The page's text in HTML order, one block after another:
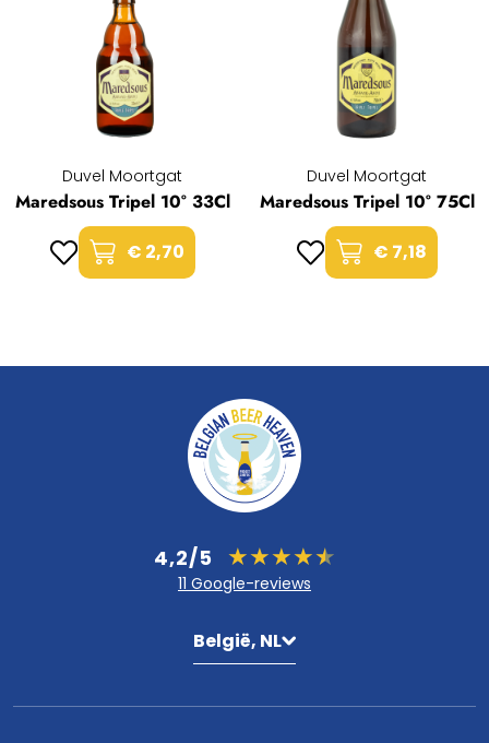
Duvel Moortgat
Maredsous Tripel 10° 33Cl
€ 2,70
Duvel Moortgat
Maredsous Tripel 10° 75Cl
€ 7,18
4,2/5
11 Google-reviews
België, NL